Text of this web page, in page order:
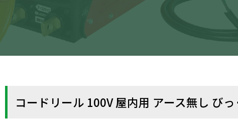
コードリール 100V 屋内用 アース無し び